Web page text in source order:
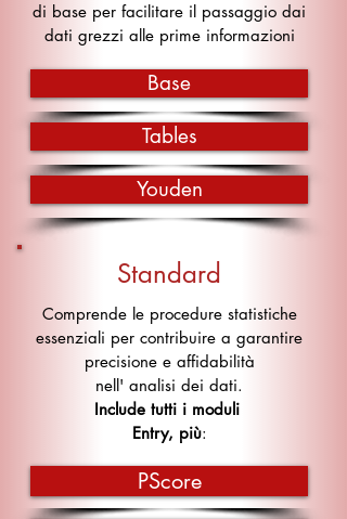
di base per facilitare il passaggio dai
dati grezzi alle prime informazioni
Base
Tables
Youden
Standard
Comprende le procedure statistiche
essenziali per contribuire a garantire
precisione e affidabilità
nell' analisi dei dati.
Include tutti i moduli
Entry, più:
PScore